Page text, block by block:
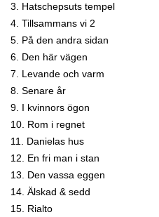
3. Hatschepsuts tempel
4. Tillsammans vi 2
5. På den andra sidan
6. Den här vägen
7. Levande och varm
8. Senare år
9. I kvinnors ögon
10. Rom i regnet
11. Danielas hus
12. En fri man i stan
13. Den vassa eggen
14. Älskad & sedd
15. Rialto